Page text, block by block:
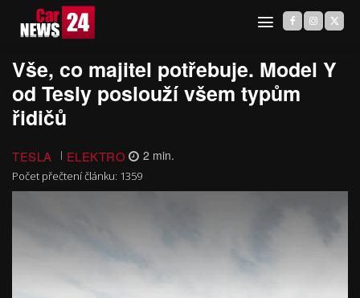
Vše, co majitel potřebuje. Model Y
od Tesly poslouží všem typům
řidičů
TESLA ELEKTRO 2 min.
Počet přečtení článku: 1359